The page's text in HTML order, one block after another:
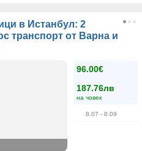
в Истанбул: 2
транспорт от Варна и
96.00€
187.76лв
на човек
8.07 - 8.09